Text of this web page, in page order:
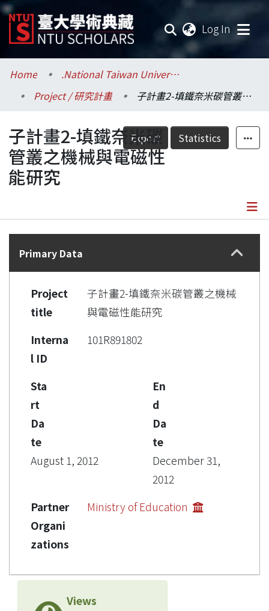
Log In
Communities & Collections
Research Outputs
Fundings & Projects
Researchers
Statistics
Home
.National Taiwan University / 國立臺灣大學
Project / 研究計畫
子計畫2-填鐵奈米碳管叢之機械與電磁性能研究
Export Statistics
子計畫2-填鐵奈米碳
管叢之機械與電磁性
能研究
Details
Primary Data
Project
title
子計畫2-填鐵奈米碳管叢之機械
與電磁性能研究
Interna
l ID
101R891802
Sta
rt
Da
te
August 1, 2012
En
d
Da
te
December 31,
2012
Partner
Organi
zations
Ministry of Education
Views